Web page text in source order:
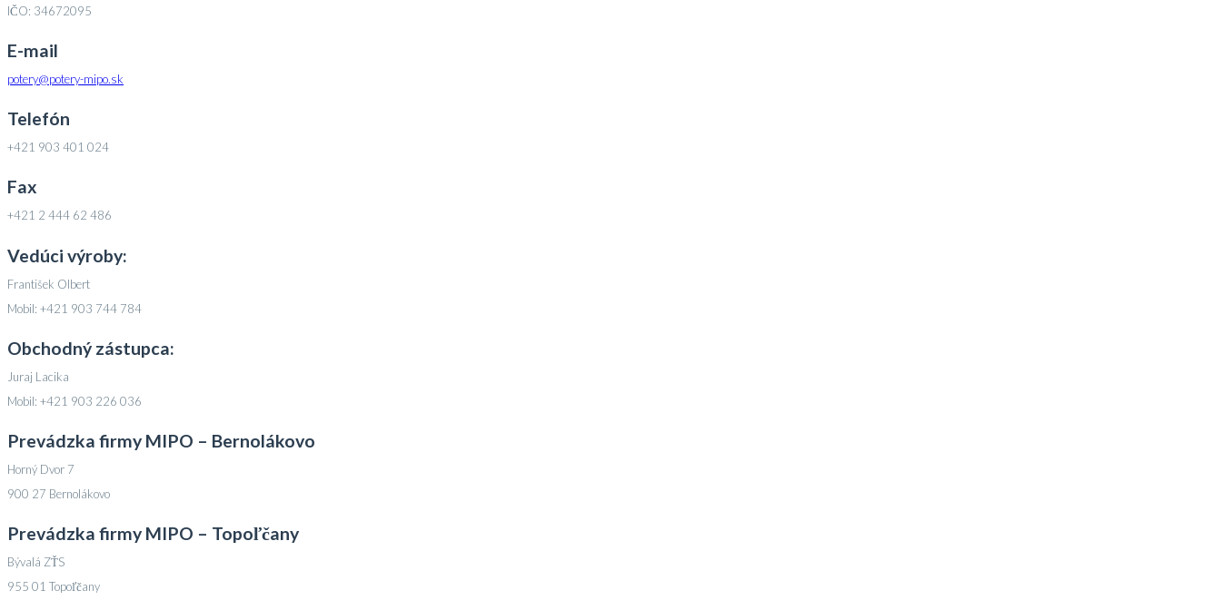
IČO: 34672095
E-mail
potery@potery-mipo.sk
Telefón
+421 903 401 024
Fax
+421 2 444 62 486
Vedúci výroby:
František Olbert
Mobil: +421 903 744 784
Obchodný zástupca:
Juraj Lacika
Mobil: +421 903 226 036
Prevádzka firmy MIPO – Bernolákovo
Horný Dvor 7
900 27 Bernolákovo
Prevádzka firmy MIPO – Topoľčany
Bývalá ZŤS
955 01 Topoľčany